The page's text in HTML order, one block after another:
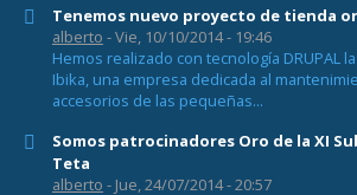
Tenemos nuevo proyecto de tienda
alberto - Vie, 10/10/2014 - 19:46
Hemos realizado con tecnología DRUPAL
Ibika, una empresa dedicada al
accesorios de las pequeñas...
Somos patrocinadores Oro de la XI
Teta
alberto - Jue, 24/07/2014 - 20:57